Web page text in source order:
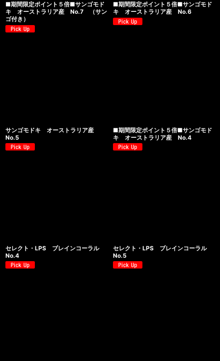
■期間限定ポイント５倍■サンゴモド
キ オーストラリア産 No.7 （サン
ゴ付き）
■期間限定ポイント５倍■サンゴモド
キ オーストラリア産 No.6
サンゴモドキ オーストラリア産
No.5
■期間限定ポイント５倍■サンゴモド
キ オーストラリア産 No.4
セレクト・LPS ブレインコーラル
No.4
セレクト・LPS ブレインコーラル
No.5